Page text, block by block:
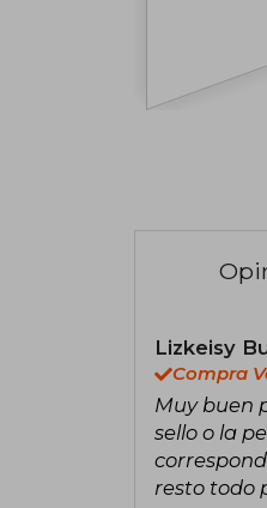
Lizkeisy
Compra
Muy buen
sello o la
resto todo